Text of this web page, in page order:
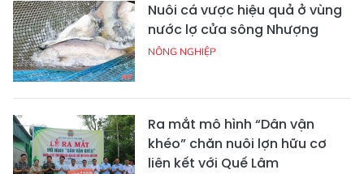
Nuôi cá vược hiệu quả ở vùng
nước lợ cửa sông Nhượng
NÔNG NGHIỆP
Ra mắt mô hình “Dân vận
khéo” chăn nuôi lợn hữu cơ
liên kết với Quế Lâm